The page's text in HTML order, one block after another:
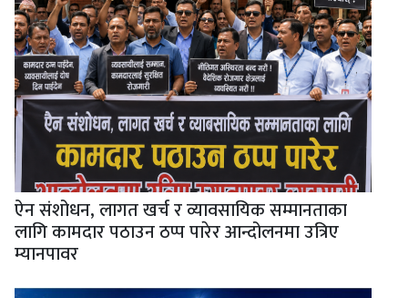
ऐन संशोधन, लागत खर्च र व्यावसायिक सम्मानताका
लागि कामदार पठाउन ठप्प पारेर आन्दोलनमा उत्रिए
म्यानपावर